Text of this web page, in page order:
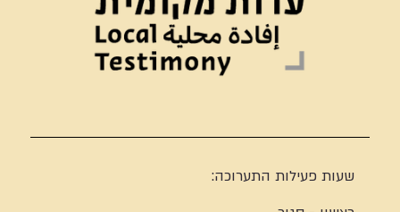
שעות פעילות התערוכה: